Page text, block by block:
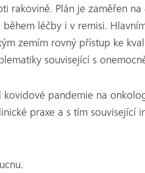
rakovině. Plán je zaměřen
léčby i v remisi.
zemím rovný přístup ke
související s
pandemie na
praxe a s tím související